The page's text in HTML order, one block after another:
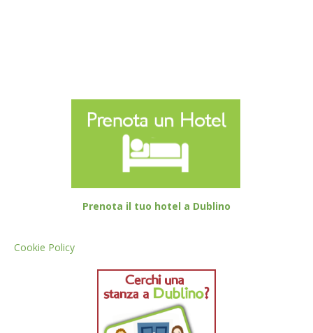
Prenota il tuo hotel a Dublino
Cookie Policy